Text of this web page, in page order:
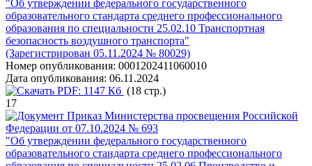
"Об утверждении федерального государственного
образовательного стандарта среднего профессионального
образования по специальности 25.02.10 Транспортная
безопасность воздушного транспорта"
(Зарегистрирован 05.11.2024 № 80029)
Номер опубликования: 0001202411060010
Дата опубликования: 06.11.2024
PDF: 1147 Кб (18 стр.)
17
Приказ Министерства просвещения Российской
Федерации от 07.10.2024 № 693
"Об утверждении федерального государственного
образовательного стандарта среднего профессионального